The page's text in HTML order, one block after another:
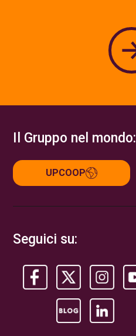
Il Gruppo nel mondo:
UPCOOP
Seguici su: